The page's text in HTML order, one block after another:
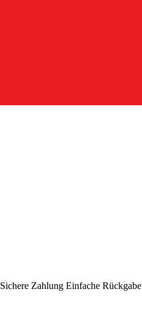
Sichere Zahlung Einfache Rückgabe